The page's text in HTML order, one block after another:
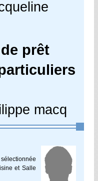
prêt
macq
et Salle